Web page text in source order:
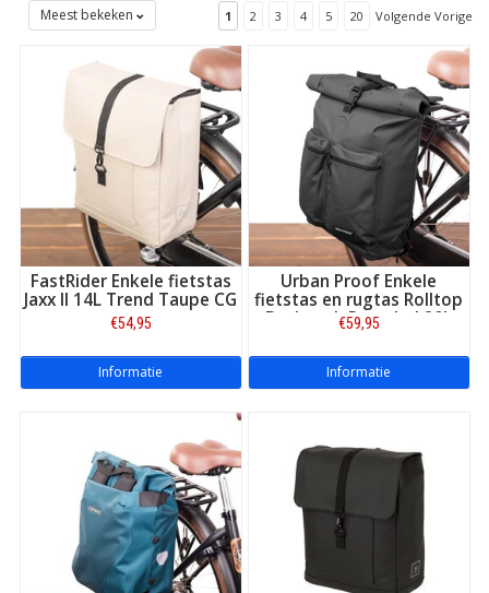
ontspannend, goedkoop en goed voor het milieu. Maar ook op
de fiets wilt u natuurlijk uw kantoorspullen mee kunnen nemen.
messenger tas
bent u ervan verzekerd
dat uw kostbare laptop – of tablet, iPad en/of smartphone –
goed beschermd vervoerd wordt. Daarnaast is er ook ruimte
voor uw andere kantoorspullen. Het handige van een messenger
tas is dat u deze aan uw fiets kunt bevestigen, maar ook als
schoudertas met u mee kunt dragen.
Meest bekeken 1 2 3 4 5 20 Volgende Vorige
FastRider Enkele fietstas
Jaxx II 14L Trend Taupe CG
€54,95
Informatie
Urban Proof Enkele
fietstas en rugtas Rolltop
Backpack Recycled 20L
Zwart
€59,95
Informatie